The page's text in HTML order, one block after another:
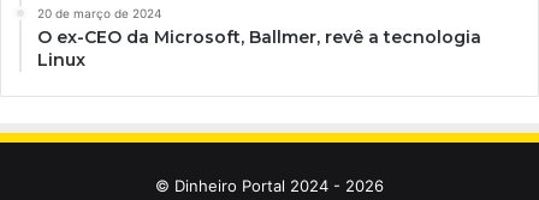
20 de março de 2024
O ex-CEO da Microsoft, Ballmer, revê a tecnologia
Linux
© Dinheiro Portal 2024 - 2026